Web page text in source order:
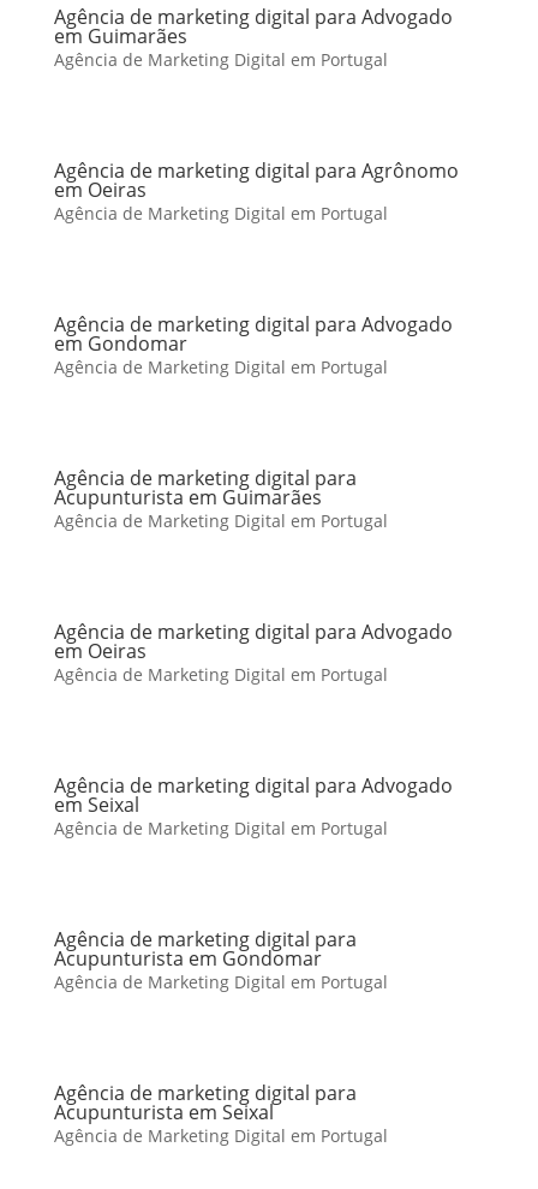
Agência de marketing digital para Advogado
em Guimarães
Agência de Marketing Digital em Portugal
Agência de marketing digital para Agrônomo
em Oeiras
Agência de Marketing Digital em Portugal
Agência de marketing digital para Advogado
em Gondomar
Agência de Marketing Digital em Portugal
Agência de marketing digital para
Acupunturista em Guimarães
Agência de Marketing Digital em Portugal
Agência de marketing digital para Advogado
em Oeiras
Agência de Marketing Digital em Portugal
Agência de marketing digital para Advogado
em Seixal
Agência de Marketing Digital em Portugal
Agência de marketing digital para
Acupunturista em Gondomar
Agência de Marketing Digital em Portugal
Agência de marketing digital para
Acupunturista em Seixal
Agência de Marketing Digital em Portugal